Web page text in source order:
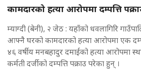
कामदारको हत्या आरोपमा दम्पत्ति
म्याग्दी (बेनी), २ जेठ : यहाँको धवलागिरि
आफ्नै घरको कामदारको हत्या आरोपमा एक
४६ वर्षीय मनबहादुर दमाईको हत्या आरोपमा
कर्मती दर्जीको दम्पत्ति पक्राउ परेका हुन् ।